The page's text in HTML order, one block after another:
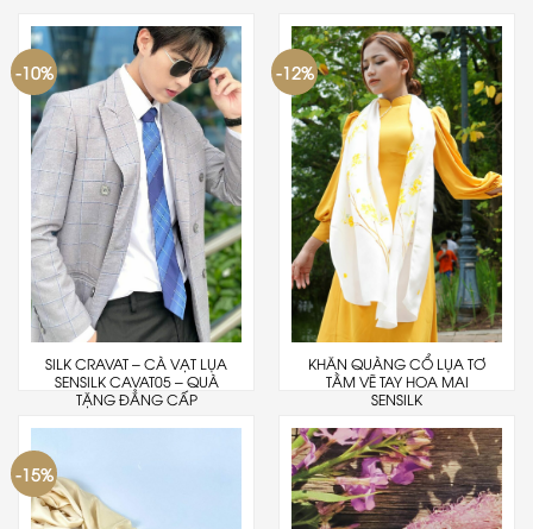
-10%
SILK CRAVAT – CÀ VẠT LỤA
SENSILK CAVAT05 – QUÀ
TẶNG ĐẲNG CẤP
-12%
KHĂN QUÀNG CỔ LỤA TƠ
TẰM VẼ TAY HOA MAI
SENSILK
-15%